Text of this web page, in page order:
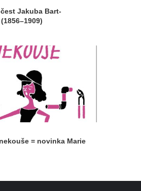
Jakuba Bart-
= novinka Marie